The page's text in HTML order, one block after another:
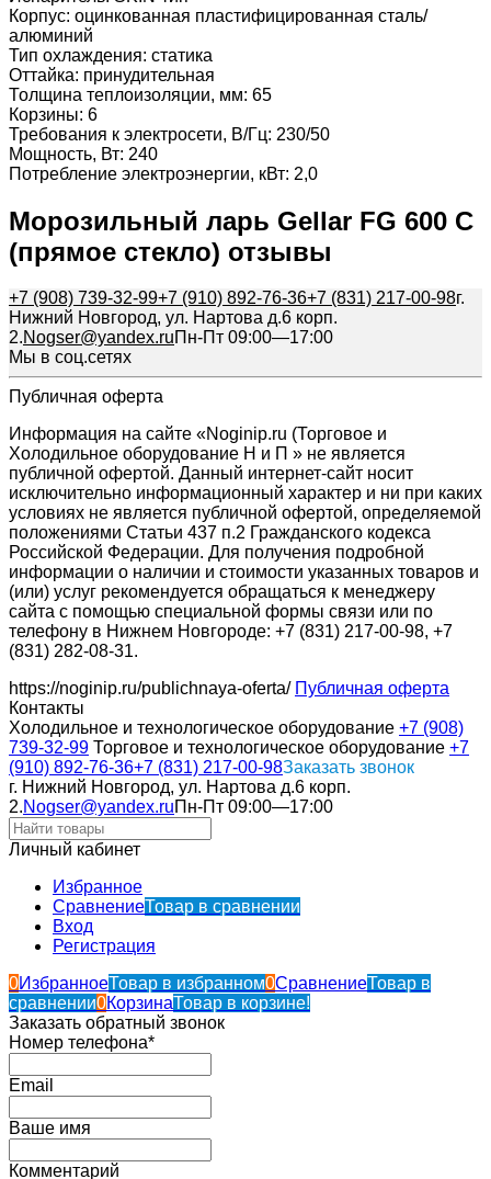
Корпус: оцинкованная пластифицированная сталь/
алюминий
Тип охлаждения: статика
Оттайка: принудительная
Толщина теплоизоляции, мм: 65
Корзины: 6
Требования к электросети, В/Гц: 230/50
Мощность, Вт: 240
Потребление электроэнергии, кВт: 2,0
Морозильный ларь Gellar FG 600 C
(прямое стекло) отзывы
+7 (908) 739-32-99+7 (910) 892-76-36+7 (831) 217-00-98г.
Нижний Новгород, ул. Нартова д.6 корп.
2.Nogser@yandex.ruПн-Пт 09:00—17:00
Мы в соц.сетях
Публичная оферта
Информация на сайте «Noginip.ru (Торговое и
Холодильное оборудование Н и П » не является
публичной офертой. Данный интернет-сайт носит
исключительно информационный характер и ни при каких
условиях не является публичной офертой, определяемой
положениями Статьи 437 п.2 Гражданского кодекса
Российской Федерации. Для получения подробной
информации о наличии и стоимости указанных товаров и
(или) услуг рекомендуется обращаться к менеджеру
сайта с помощью специальной формы связи или по
телефону в Нижнем Новгороде: +7 (831) 217-00-98, +7
(831) 282-08-31.
https://noginip.ru/publichnaya-oferta/ Публичная оферта
Контакты
Холодильное и технологическое оборудование +7 (908)
739-32-99 Торговое и технологическое оборудование +7
(910) 892-76-36+7 (831) 217-00-98Заказать звонок
г. Нижний Новгород, ул. Нартова д.6 корп.
2.Nogser@yandex.ruПн-Пт 09:00—17:00
Личный кабинет
Избранное
СравнениеТовар в сравнении
Вход
Регистрация
0ИзбранноеТовар в избранном0СравнениеТовар в
сравнении0КорзинаТовар в корзине!
Заказать обратный звонок
Номер телефона*
Email
Ваше имя
Комментарий